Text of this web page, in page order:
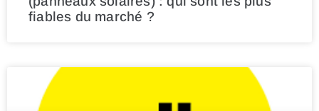
fiables du marché ?